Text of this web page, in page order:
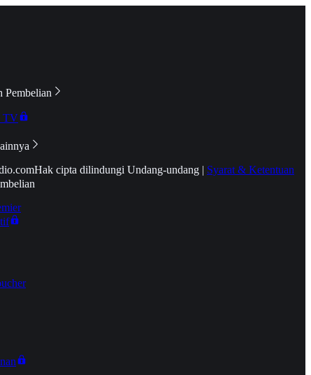
Pembelian
TV
Hak cipta dilindungi Undang-undang | Syarat & Ketentuan